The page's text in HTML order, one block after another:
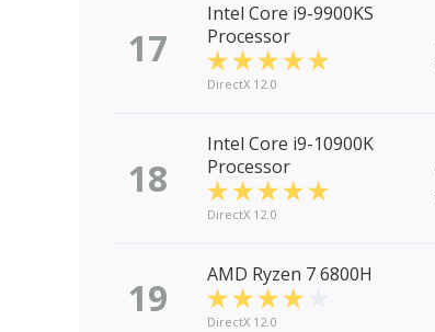
17
Intel Core i9-9900KS
Processor
DirectX 12.0
18
Intel Core i9-10900K
Processor
DirectX 12.0
19 AMD Ryzen 7 6800H
DirectX 12.0